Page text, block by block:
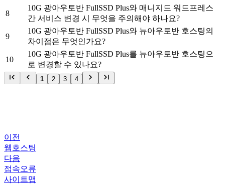
8
10G 광아우토반 FullSSD Plus와 매니지드 워드프레스
간 서비스 변경 시 무엇을 주의해야 하나요?
9
10G 광아우토반 FullSSD Plus와 뉴아우토반 호스팅의
차이점은 무엇인가요?
10
10G 광아우토반 FullSSD Plus를 뉴아우토반 호스팅으
로 변경할 수 있나요?
1 2 3 4
이전
웹호스팅
다음
접속오류
사이트맵